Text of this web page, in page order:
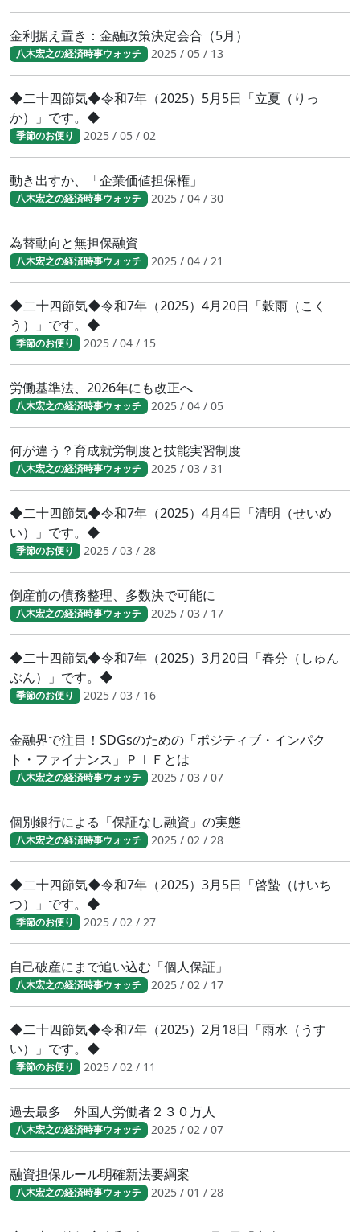
金利据え置き：金融政策決定会合（5月）
八木宏之の経済時事ウォッチ 2025 / 05 / 13
◆二十四節気◆令和7年（2025）5月5日「立夏（りっ
か）」です。◆
季節のお便り 2025 / 05 / 02
動き出すか、「企業価値担保権」
八木宏之の経済時事ウォッチ 2025 / 04 / 30
為替動向と無担保融資
八木宏之の経済時事ウォッチ 2025 / 04 / 21
◆二十四節気◆令和7年（2025）4月20日「穀雨（こく
う）」です。◆
季節のお便り 2025 / 04 / 15
労働基準法、2026年にも改正へ
八木宏之の経済時事ウォッチ 2025 / 04 / 05
何が違う？育成就労制度と技能実習制度
八木宏之の経済時事ウォッチ 2025 / 03 / 31
◆二十四節気◆令和7年（2025）4月4日「清明（せいめ
い）」です。◆
季節のお便り 2025 / 03 / 28
倒産前の債務整理、多数決で可能に
八木宏之の経済時事ウォッチ 2025 / 03 / 17
◆二十四節気◆令和7年（2025）3月20日「春分（しゅん
ぶん）」です。◆
季節のお便り 2025 / 03 / 16
金融界で注目！SDGsのための「ポジティブ・インパク
ト・ファイナンス」ＰＩＦとは
八木宏之の経済時事ウォッチ 2025 / 03 / 07
個別銀行による「保証なし融資」の実態
八木宏之の経済時事ウォッチ 2025 / 02 / 28
◆二十四節気◆令和7年（2025）3月5日「啓蟄（けいち
つ）」です。◆
季節のお便り 2025 / 02 / 27
自己破産にまで追い込む「個人保証」
八木宏之の経済時事ウォッチ 2025 / 02 / 17
◆二十四節気◆令和7年（2025）2月18日「雨水（うす
い）」です。◆
季節のお便り 2025 / 02 / 11
過去最多 外国人労働者２３０万人
八木宏之の経済時事ウォッチ 2025 / 02 / 07
融資担保ルール明確新法要綱案
八木宏之の経済時事ウォッチ 2025 / 01 / 28